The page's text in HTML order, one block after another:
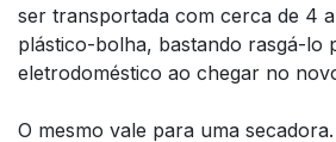
ser transportada com cerca de 4
plástico-bolha, bastando rasgá-lo
eletrodoméstico ao chegar no
O mesmo vale para uma